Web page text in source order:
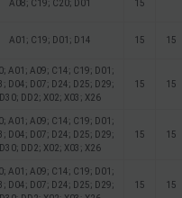
A08; C19; C20; D01 15
A01; C19; D01; D14 15 15
A01; A09; C14; C19; D01;
D04; D07; D24; D25; D29;
D30; DD2; X02; X03; X26
15 15
A01; A09; C14; C19; D01;
D04; D07; D24; D25; D29;
D30; DD2; X02; X03; X26
15 15
A01; A09; C14; C19; D01;
D04; D07; D24; D25; D29;
15 15